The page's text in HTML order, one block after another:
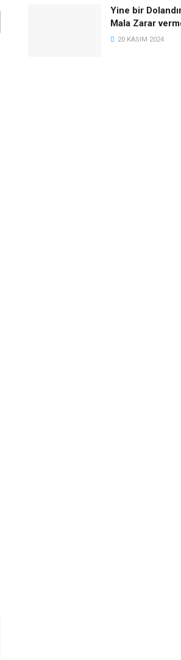
Yine bir
Mala Zarar
20 KASIM 2024